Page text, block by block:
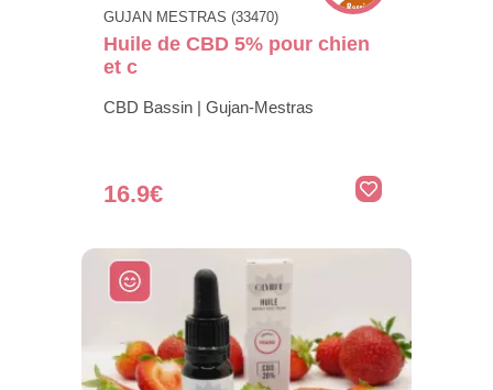
GUJAN MESTRAS (33470)
Huile de CBD 5% pour chien
et c
CBD Bassin | Gujan-Mestras
16.9€